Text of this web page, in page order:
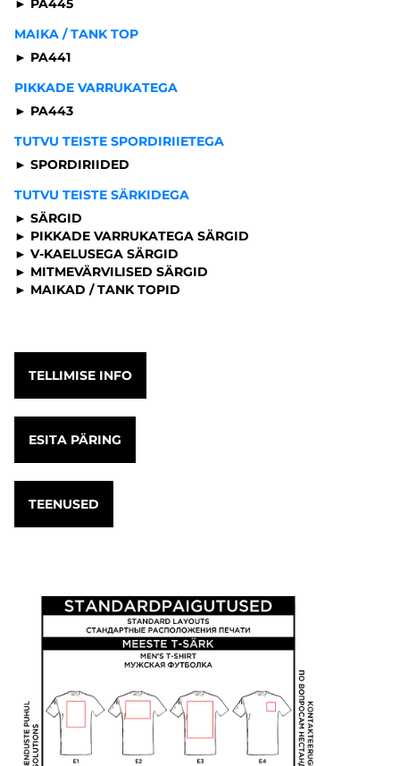
► PA445
MAIKA / TANK TOP
► PA441
PIKKADE VARRUKATEGA
► PA443
TUTVU TEISTE SPORDIRIIETEGA
► SPORDIRIIDED
TUTVU TEISTE SÄRKIDEGA
► SÄRGID
► PIKKADE VARRUKATEGA SÄRGID
► V-KAELUSEGA SÄRGID
► MITMEVÄRVILISED SÄRGID
► MAIKAD / TANK TOPID
TELLIMISE INFO
ESITA PÄRING
TEENUSED